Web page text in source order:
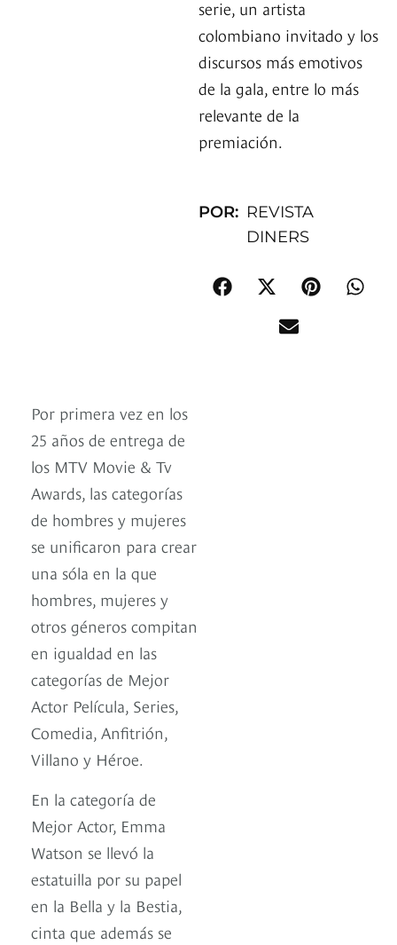
serie, un artista
colombiano invitado y los
discursos más emotivos
de la gala, entre lo más
relevante de la
premiación.
POR: REVISTA
DINERS
Por primera vez en los
25 años de entrega de
los MTV Movie & Tv
Awards, las categorías
de hombres y mujeres
se unificaron para crear
una sóla en la que
hombres, mujeres y
otros géneros compitan
en igualdad en las
categorías de Mejor
Actor Película, Series,
Comedia, Anfitrión,
Villano y Héroe.
En la categoría de
Mejor Actor, Emma
Watson se llevó la
estatuilla por su papel
en la Bella y la Bestia,
cinta que además se